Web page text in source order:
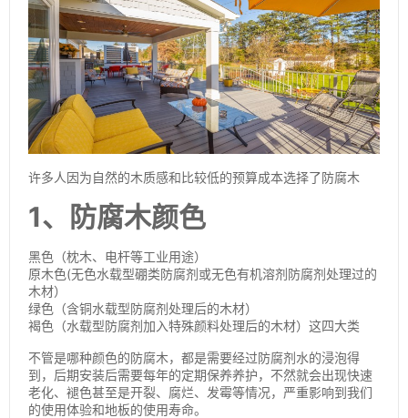
许多人因为自然的木质感和比较低的预算成本选择了防腐木
1、防腐木颜色
黑色（枕木、电杆等工业用途）
原木色(无色水载型硼类防腐剂或无色有机溶剂防腐剂处理过的
木材）
绿色（含铜水载型防腐剂处理后的木材）
褐色（水载型防腐剂加入特殊颜料处理后的木材）这四大类
不管是哪种颜色的防腐木，都是需要经过防腐剂水的浸泡得
到，后期安装后需要每年的定期保养养护，不然就会出现快速
老化、褪色甚至是开裂、腐烂、发霉等情况，严重影响到我们
的使用体验和地板的使用寿命。